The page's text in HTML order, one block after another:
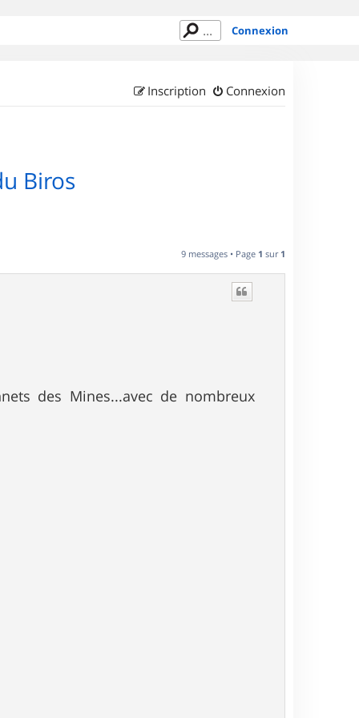
Connexion
Connexion
Inscription
Biros
9 messages • Page 1 sur 1
des Mines...avec de nombreux